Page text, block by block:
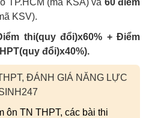
TP.HCM (mã KSA) và 60 điểm
KSV).
thi(quy đổi)x60% + Điểm
(quy đổi)x40%).
ĐÁNH GIÁ NĂNG LỰC
ôn TN THPT, các bài thi